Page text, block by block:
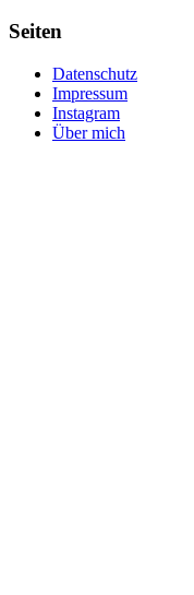
Seiten
Datenschutz
Impressum
Instagram
Über mich